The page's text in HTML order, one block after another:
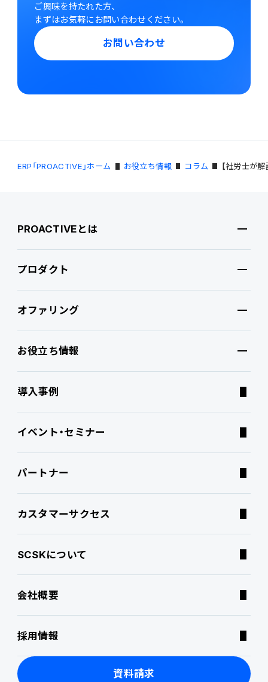
ご興味を持たれた方、
まずはお気軽にお問い合わせください。
お問い合わせ
ERP「PROACTIVE」ホーム お役立ち情報 コラム 【社労士が
資料請求
PROACTIVEとは
PROACTIVEとは
特長・選ばれる理由
ブランドコア
PROACTIVE AI
ATWILL Platform
プロダクト
プロダクト
機能
Fit to Standard
Best Practice
連携ソリューション
サポートサービス
オファリング
オファリング
業務特化型オファリング
業界特化型オファリング
経営課題別オファリング
お役立ち情報
お役立ち情報
資料ダウンロード
よくあるご質問
コラム
特集記事
ニュース・トピックス
製品関連動画
導入事例
イベント・セミナー
パートナー
カスタマーサクセス
SCSKについて
会社概要
採用情報